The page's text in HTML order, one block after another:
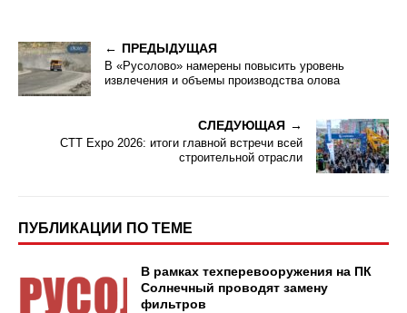
ПРЕДЫДУЩАЯ
В «Русолово» намерены повысить уровень
извлечения и объемы производства олова
СЛЕДУЮЩАЯ
СТТ Expo 2026: итоги главной встречи всей
строительной отрасли
ПУБЛИКАЦИИ ПО ТЕМЕ
В рамках техперевооружения на ПК
Солнечный проводят замену
фильтров